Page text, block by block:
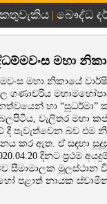
කතුවැකිය | බෞද්ධ
මහා
මහා නිකායේ
ගණාචරිය
හා
වැලිතර මහා
දී පැවැත්වෙන බව
කර ඇත. ඒ සඳහා
දිනට ප්‍රථම
සීමාමාලක මූලස්ථාන
පළාත් නායක